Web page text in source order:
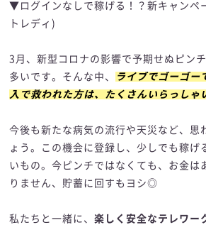
▼ログインなしで稼げる！？新キャンペ
トレディ)
3月、新型コロナの影響で予期せぬピン
多いです。そんな中、
ライブでゴーゴー
入で救われた方は、たくさんいらっしゃ
今後も新たな病気の流行や天災など、思
ょう。この機会に登録し、少しでも稼げ
いもの。今ピンチではなくても、お金は
りません、貯蓄に回すもヨシ◎
私たちと一緒に、楽しく安全なテレワー